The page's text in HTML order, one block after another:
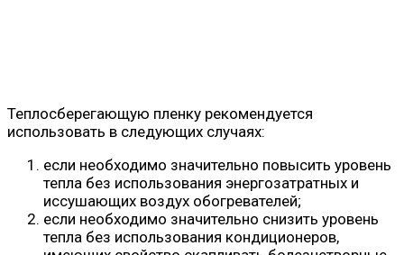
Теплосберегающую пленку рекомендуется
использовать в следующих случаях:
если необходимо значительно повысить уровень
тепла без использования энергозатратных и
иссушающих воздух обогревателей;
если необходимо значительно снизить уровень
тепла без использования кондиционеров,